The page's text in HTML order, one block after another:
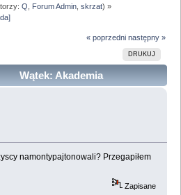
Q Forum Admin ,skrzat) »
« poprzedni następny »
DRUKUJ
Wątek: Akademia
(Przeczytany 853634 razy)
namontypajtonowali? Przegapiłem
Zapisane